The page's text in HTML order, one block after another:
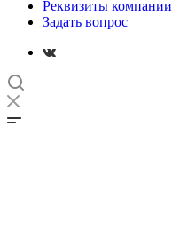
Реквизиты компании
Задать вопрос